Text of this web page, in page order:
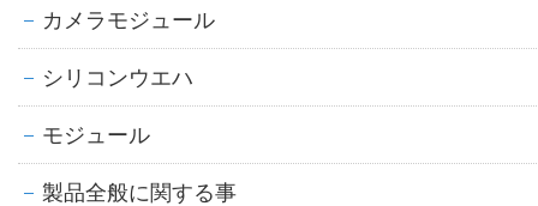
カメラモジュール
シリコンウエハ
モジュール
製品全般に関する事